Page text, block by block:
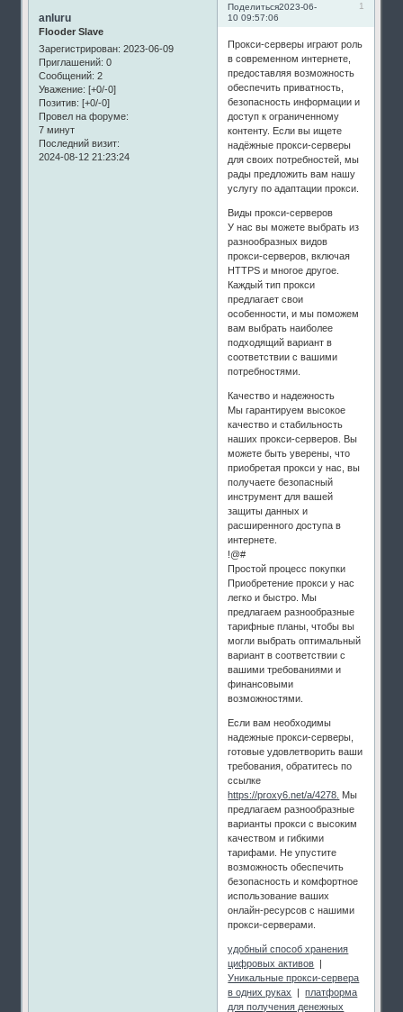
Поделиться 1
2023-06-
10 09:57:06
anluru
Flooder Slave
Зарегистрирован: 2023-06-09
Приглашений: 0
Сообщений: 2
Уважение: [+0/-0]
Позитив: [+0/-0]
Провел на форуме:
7 минут
Последний визит:
2024-08-12 21:23:24
Прокси-серверы играют роль
в современном интернете,
предоставляя возможность
обеспечить приватность,
безопасность информации и
доступ к ограниченному
контенту. Если вы ищете
надёжные прокси-серверы
для своих потребностей, мы
рады предложить вам нашу
услугу по адаптации прокси.
Виды прокси-серверов
У нас вы можете выбрать из
разнообразных видов
прокси-серверов, включая
HTTPS и многое другое.
Каждый тип прокси
предлагает свои
особенности, и мы поможем
вам выбрать наиболее
подходящий вариант в
соответствии с вашими
потребностями.
Качество и надежность
Мы гарантируем высокое
качество и стабильность
наших прокси-серверов. Вы
можете быть уверены, что
приобретая прокси у нас, вы
получаете безопасный
инструмент для вашей
защиты данных и
расширенного доступа в
интернете.
!@#
Простой процесс покупки
Приобретение прокси у нас
легко и быстро. Мы
предлагаем разнообразные
тарифные планы, чтобы вы
могли выбрать оптимальный
вариант в соответствии с
вашими требованиями и
финансовыми
возможностями.
Если вам необходимы
надежные прокси-серверы,
готовые удовлетворить ваши
требования, обратитесь по
ссылке
https://proxy6.net/a/4278. Мы
предлагаем разнообразные
варианты прокси с высоким
качеством и гибкими
тарифами. Не упустите
возможность обеспечить
безопасность и комфортное
использование ваших
онлайн-ресурсов с нашими
прокси-серверами.
удобный способ хранения
цифровых активов |
Уникальные прокси-сервера
в одних руках
|платформа
для получения денежных